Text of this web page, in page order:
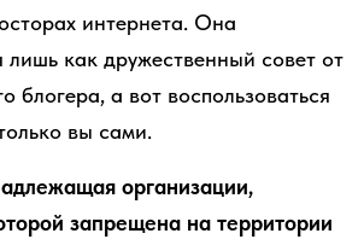
интернета. Она
лишь как дружественный совет от
блогера, а вот воспользоваться
вы сами.
организации,
запрещена на территории